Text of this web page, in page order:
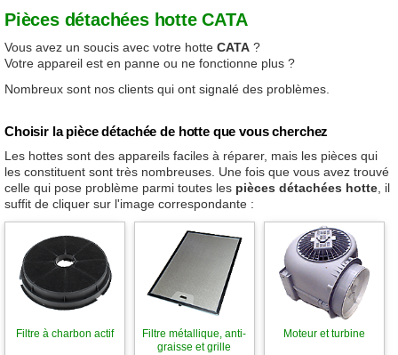
Pièces détachées hotte CATA
Vous avez un soucis avec votre hotte CATA ?
Votre appareil est en panne ou ne fonctionne plus ?
Nombreux sont nos clients qui ont signalé des problèmes.
Choisir la pièce détachée de hotte que vous cherchez
Les hottes sont des appareils faciles à réparer, mais les pièces qui
les constituent sont très nombreuses. Une fois que vous avez trouvé
celle qui pose problème parmi toutes les pièces détachées hotte , il
suffit de cliquer sur l'image correspondante :
Filtre à charbon actif
Filtre métallique, anti-
graisse et grille
Moteur et turbine